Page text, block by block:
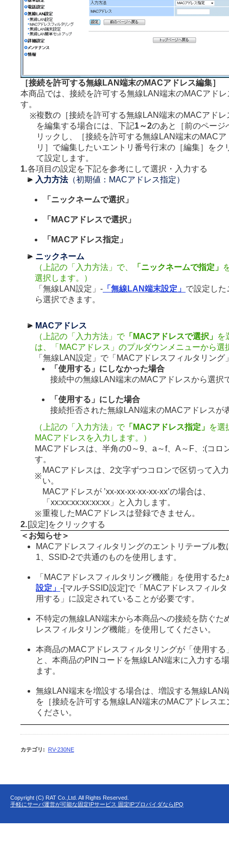
［接続を許可する無線LAN端末のMACアドレス編集］
本商品では、接続を許可する無線LAN端末のMACアド
す。
※複数の［接続を許可する無線LAN端末のMACアドレ
を編集する場合には、下記1～2のあと［前のページ
リックし、［接続を許可する無線LAN端末のMAC
リ］で編集したいエントリ番号行末の［編集］をク
て設定します。
1.各項目の設定を下記を参考にして選択・入力する
入力方法（初期値：MACアドレス指定）
「ニックネームで選択」
「MACアドレスで選択」
「MACアドレス指定」
ニックネーム
（上記の「入力方法」で、
「ニックネームで指定」
選択します。）
「無線LAN設定」- 「無線LAN端末設定」 で設定した
ら選択できます。
MACアドレス
（上記の「入力方法」で「MACアドレスで選択」 を
は、「MACアドレス」のプルダウンメニューから選
「無線LAN設定」で「MACアドレスフィルタリング
「使用する」にしなかった場合
接続中の無線LAN端末のMACアドレスから選択
「使用する」にした場合
接続拒否された無線LAN端末のMACアドレスが
（上記の「入力方法」で「MACアドレス指定」 を選
MACアドレスを入力します。）
MACアドレスは、半角の0～9、a～f、A～F、:(コロ
す。
※
MACアドレスは、2文字ずつコロンで区切って入
い。
MACアドレスが ’xx-xx-xx-xx-xx-xx’の場合は、
「xx:xx:xx:xx:xx:xx」と入力します。
※重複したMACアドレスは登録できません。
2. [設定]をクリックする
＜お知らせ＞
MACアドレスフィルタリングのエントリテーブル
1、SSID-2で共通のものを使用します。
「MACアドレスフィルタリング機能」を使用するた
設定」 -[マルチSSID設定]で「MACアドレスフィル
用する」に設定されていることが必要です。
不特定の無線LAN端末から本商品への接続を防ぐた
レスフィルタリング機能」を使用してください。
本商品のMACアドレスフィルタリングが「使用する
と、本商品のPINコードを無線LAN端末に入力する
ます。
無線LAN端末を増設する場合は、増設する無線LAN
を［接続を許可する無線LAN端末のMACアドレス
ください。
カテゴリ : RV-230NE
Copyright (C) RAT Co.,Ltd. All Rights Reserved.
手軽にサーバ運営が可能な固定IPサービス 固定IPプロバイダならIPQ